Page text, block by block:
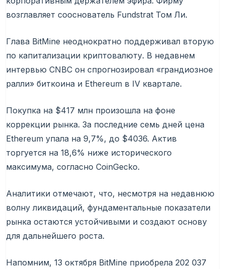
возглавляет сооснователь Fundstrat Том Ли.
Глава BitMine неоднократно поддерживал вторую
по капитализации криптовалюту. В недавнем
интервью CNBC он спрогнозировал «грандиозное
ралли» биткоина и Ethereum в IV квартале.
Покупка на $417 млн произошла на фоне
коррекции рынка. За последние семь дней цена
Ethereum упала на 9,7%, до $4036. Актив
торгуется на 18,6% ниже исторического
максимума, согласно CoinGecko.
Аналитики отмечают, что, несмотря на недавнюю
волну ликвидаций, фундаментальные показатели
рынка остаются устойчивыми и создают основу
для дальнейшего роста.
Напомним, 13 октября BitMine приобрела 202 037